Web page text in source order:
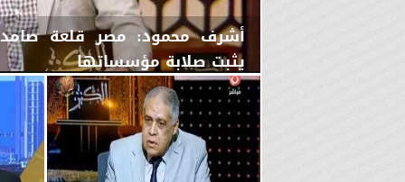
أشرف محمود: مصر قلعة صامدة
يثبت صلابة مؤسساتها
الجمعة، 7 أغسطس 2026 10:15 مـ